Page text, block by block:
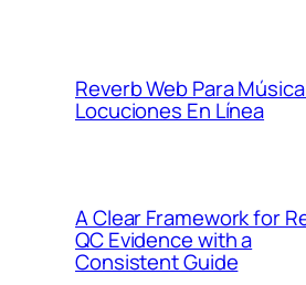
Reverb Web Para
Locuciones En Línea
A Clear Framework for
QC Evidence with a
Consistent Guide